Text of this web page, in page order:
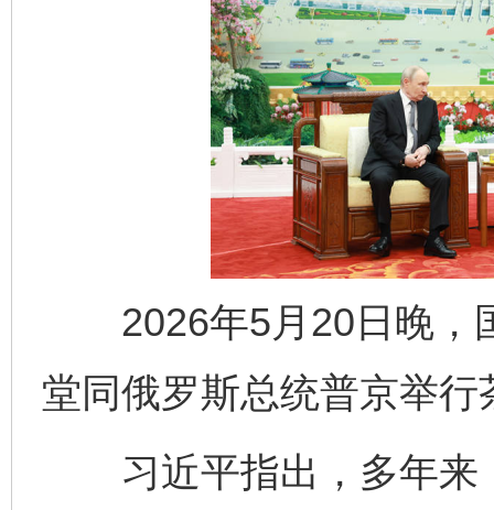
2026年5月20日晚，
堂同俄罗斯总统普京举行
习近平指出，多年来